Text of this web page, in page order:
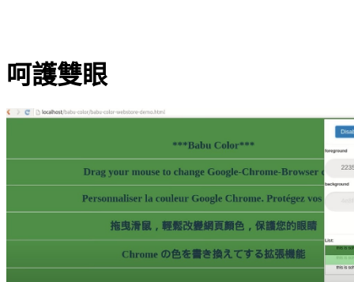
呵護雙眼